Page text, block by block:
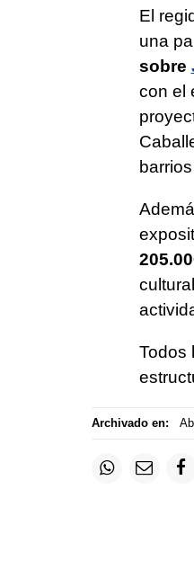
El
una
sobre
con el
Todos
Archivado en: